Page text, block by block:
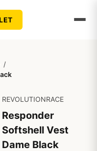
/
REVOLUTIONRACE
Responder
Softshell Vest
Dame Black